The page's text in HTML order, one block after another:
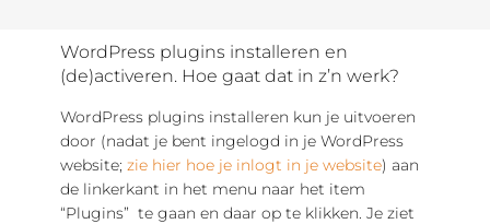
WordPress plugins installeren en
(de)activeren. Hoe gaat dat in z’n werk?
WordPress plugins installeren kun je uitvoeren
door (nadat je bent ingelogd in je WordPress
website; zie hier hoe je inlogt in je website) aan
de linkerkant in het menu naar het item
“Plugins” te gaan en daar op te klikken. Je ziet